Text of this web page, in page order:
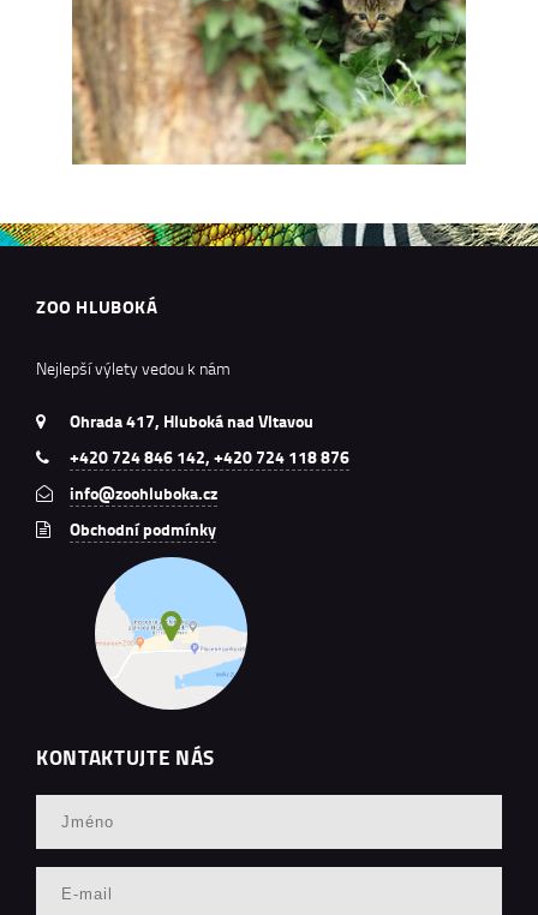
ZOO HLUBOKÁ
Nejlepší výlety vedou k nám
Ohrada 417, Hluboká nad Vltavou
+420 724 846 142, +420 724 118 876
info@zoohluboka.cz
Obchodní podmínky
KONTAKTUJTE NÁS